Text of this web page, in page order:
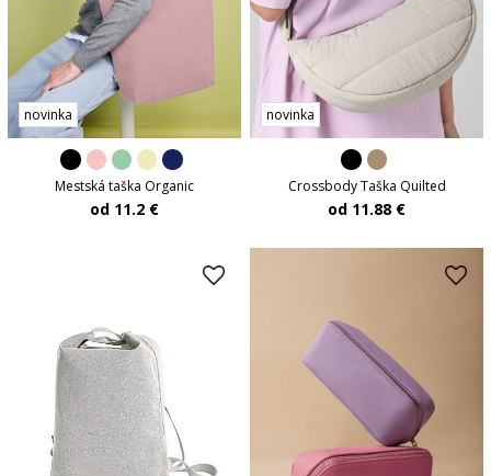
novinka
Mestská taška Organic
od 11.2 €
novinka
Crossbody Taška Quilted
od 11.88 €